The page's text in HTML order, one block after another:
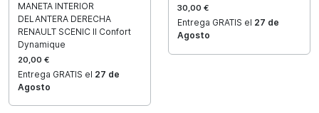
MANETA INTERIOR
DELANTERA DERECHA
RENAULT SCENIC II Confort
Dynamique
20,00 €
Entrega GRATIS el 27 de
Agosto
30,00 €
Entrega GRATIS el 27 de
Agosto